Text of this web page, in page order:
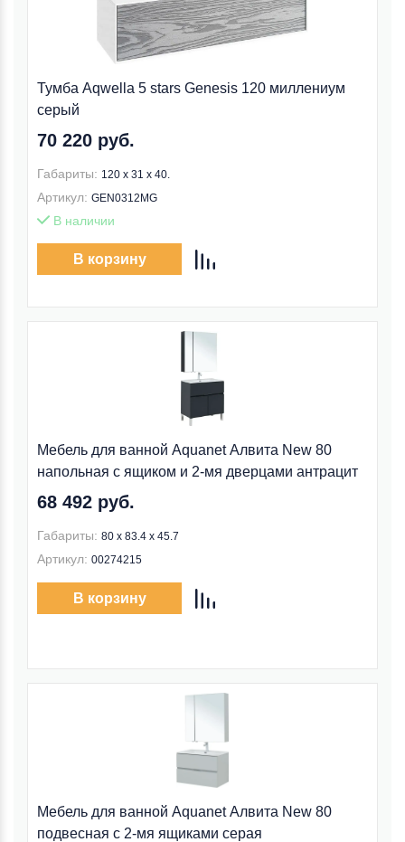
Тумба Aqwella 5 stars Genesis 120 миллениум
серый
70 220 руб.
Габариты: 120 x 31 x 40.
Артикул: GEN0312MG
В наличии
В корзину
Мебель для ванной Aquanet Алвита New 80
напольная с ящиком и 2-мя дверцами антрацит
68 492 руб.
Габариты: 80 х 83.4 х 45.7
Артикул: 00274215
В корзину
Мебель для ванной Aquanet Алвита New 80
подвесная с 2-мя ящиками серая